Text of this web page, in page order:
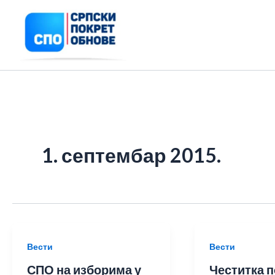
садржај
1. септембар 2015.
Вести
СПО на изборима у
Вести
Честитка